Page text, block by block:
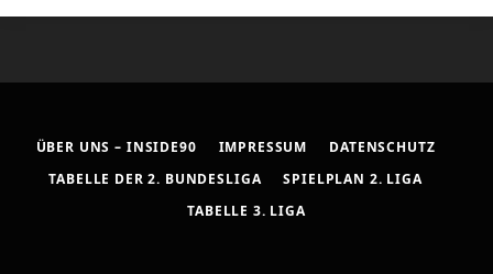
ÜBER UNS – INSIDE90 IMPRESSUM
DATENSCHUTZ
TABELLE DER 2. BUNDESLIGA
SPIELPLAN 2. LIGA
TABELLE 3. LIGA